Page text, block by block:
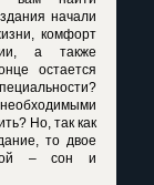
начали
комфорт
а также
остается
Но, так как
то двое
– сон и